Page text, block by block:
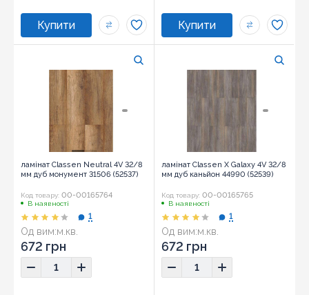
ламінат Classen Neutral 4V 32/8
мм дуб монумент 31506 (52537)
Код товару: 00-00165764
В наявності
Од вим:м.кв.
1
672 грн
ламінат Classen X Galaxy 4V 32/8
мм дуб каньйон 44990 (52539)
Код товару: 00-00165765
В наявності
Од вим:м.кв.
1
672 грн